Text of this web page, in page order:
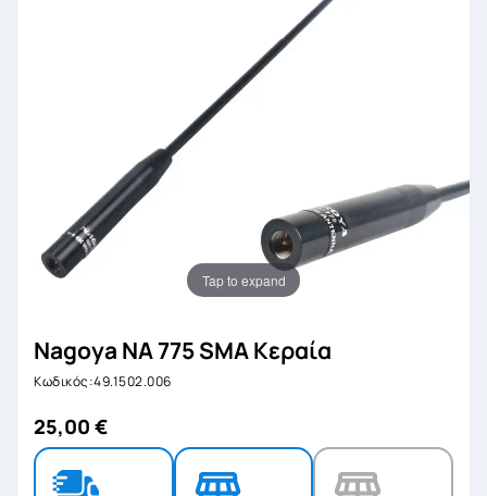
Tap to expand
Nagoya NA 775 SMA Κεραία
Κωδικός:49.1502.006
25,00 €